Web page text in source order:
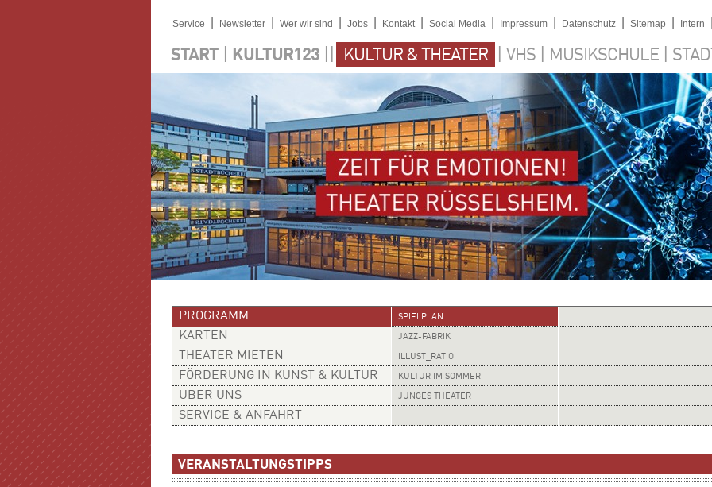
Service Newsletter Wer wir sind Jobs Kontakt Social Media Impressum Datenschutz Sitemap Intern
START KULTUR123 KULTUR & THEATER VHS MUSIKSCHULE
PROGRAMM
KARTEN
THEATER MIETEN
FÖRDERUNG IN KUNST & KULTUR
ÜBER UNS
SERVICE & ANFAHRT
SPIELPLAN
JAZZ-FABRIK
ILLUST_RATIO
KULTUR IM SOMMER
JUNGES THEATER
VERANSTALTUNGSTIPPS